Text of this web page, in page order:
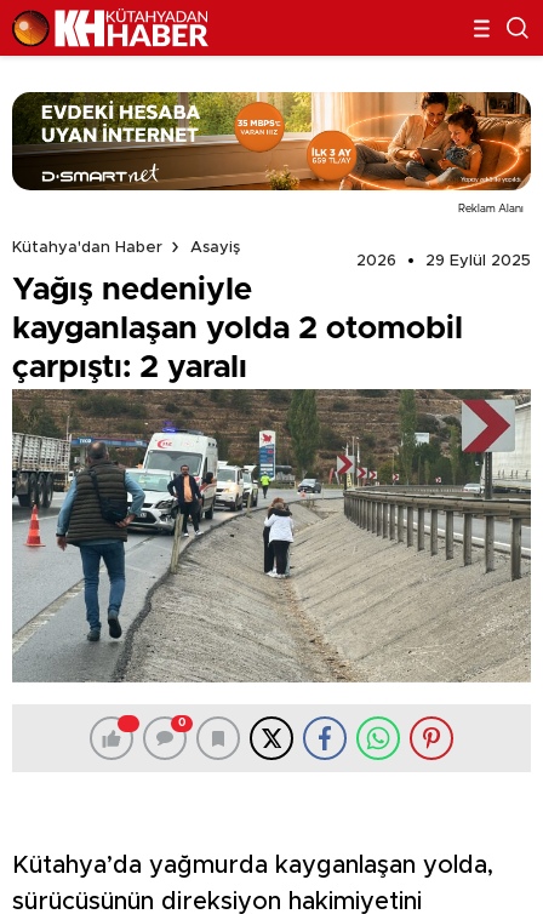
Reklam Alanı
Kütahya'dan Haber
Asayiş
2026
29 Eylül 2025
Yağış nedeniyle
kayganlaşan yolda 2 otomobil
çarpıştı: 2 yaralı
0
Kütahya’da yağmurda kayganlaşan yolda,
sürücüsünün direksiyon hakimiyetini